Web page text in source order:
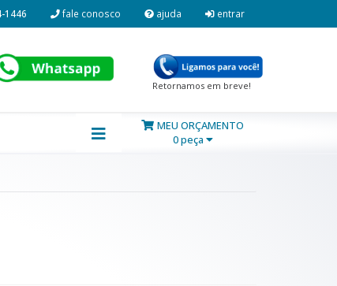
1446 fale conosco ajuda entrar
Retornamos em breve!
MEU ORÇAMENTO
0 peça